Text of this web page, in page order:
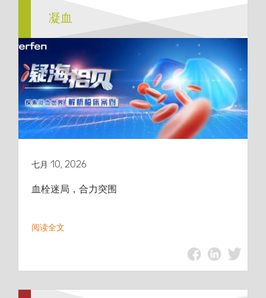
凝血
七月 10, 2026
血栓迷局，合力突围
阅读全文